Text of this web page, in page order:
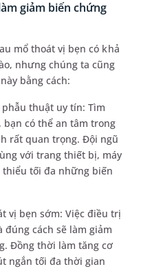
giảm biến chứng
mổ thoát vị bẹn có khả
nhưng chúng ta cũng
bằng cách:
thuật uy tín: Tìm
có thể an tâm trong
rất quan trọng. Đội ngũ
với trang thiết bị, máy
thiểu tối đa những biến
vị bẹn sớm: Việc điều trị
cách sẽ làm giảm
Đồng thời làm tăng cơ
ngắn tối đa thời gian